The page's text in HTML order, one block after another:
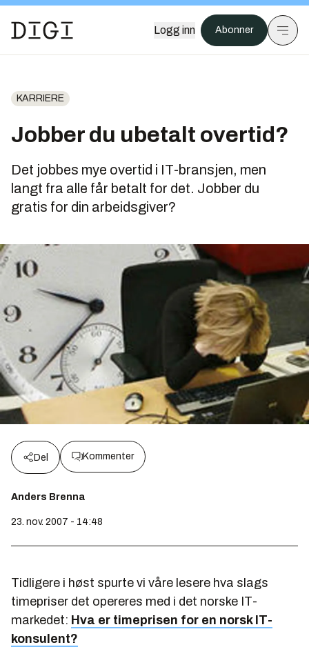
Logg inn Abonner
KARRIERE
Jobber du ubetalt overtid?
Det jobbes mye overtid i IT-bransjen, men
langt fra alle får betalt for det. Jobber du
gratis for din arbeidsgiver?
Del Kommenter
Anders Brenna
23. nov. 2007 - 14:48
Tidligere i høst spurte vi våre lesere hva slags
timepriser det opereres med i det norske IT-
markedet: Hva er timeprisen for en norsk IT-
konsulent?